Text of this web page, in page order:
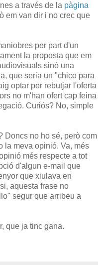
a través de la pàgina
em van dir i no crec que
per part d'un
la proposta que em
sinó una
que seria un "chico para
optar per rebutjar l'oferta
no m'han ofert cap feina
Curiós? No, simple
Doncs no ho sé, però com
la meva opinió. Va, més
més respecte a tot
d'algun e-mail que
que xiulava en
aquesta frase no
segur que arribeu a
que ja tinc gana.